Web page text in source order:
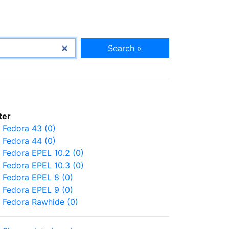
Search »
Fedora 43 (0)
Fedora 44 (0)
Fedora EPEL 10.2 (0)
Fedora EPEL 10.3 (0)
Fedora EPEL 8 (0)
Fedora EPEL 9 (0)
Fedora Rawhide (0)